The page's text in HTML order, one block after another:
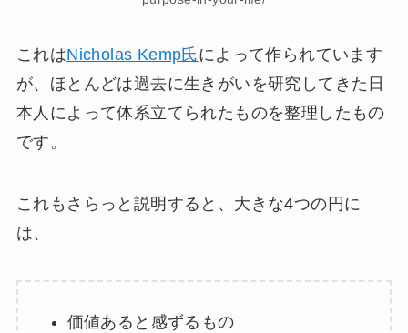
これはNicholas Kemp氏によって作られています
が、ほとんどは過去に生きがいを研究してきた日
本人によって体系立てられたものを整理したもの
です。
これもさらっと説明すると、大きな4つの円に
は、
価値あると感ずるもの